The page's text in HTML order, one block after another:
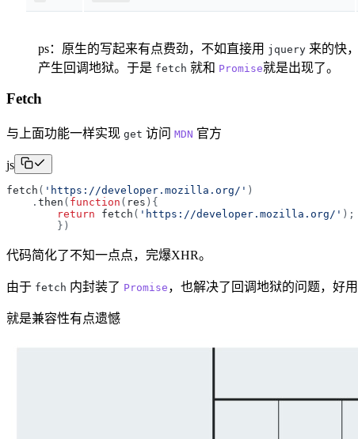
ps：原生的写起来有点费劲，不如直接用 jquery 来的快
产生回调地狱。于是 fetch 就和 Promise就是出现了。
Fetch
与上面功能一样实现 get 访问 MDN 官方
js
fetch ( ' https://developer.mozilla.org/ ' )
. then ( function ( res ) {
return
fetch ( ' https://developer.mozilla.org/ ' ) ;
} )
代码简化了不知一点点，完爆XHR。
由于 fetch 内封装了 Promise ，也解决了回调地狱的问题，好用
就是兼容性有点遗憾